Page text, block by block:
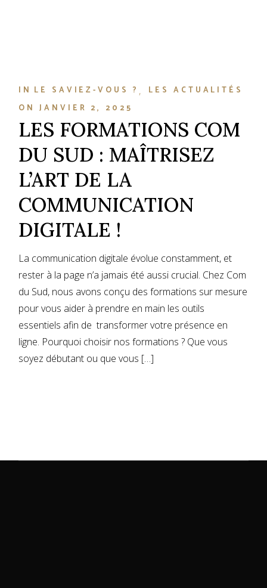
IN LE SAVIEZ-VOUS ?
LES ACTUALITÉS
ON JANVIER 2, 2025
LES FORMATIONS COM
DU SUD : MAÎTRISEZ
L’ART DE LA
COMMUNICATION
DIGITALE !
La communication digitale évolue constamment, et
rester à la page n’a jamais été aussi crucial. Chez Com
du Sud, nous avons conçu des formations sur mesure
pour vous aider à prendre en main les outils
essentiels afin de transformer votre présence en
ligne. Pourquoi choisir nos formations ? Que vous
soyez débutant ou que vous […]